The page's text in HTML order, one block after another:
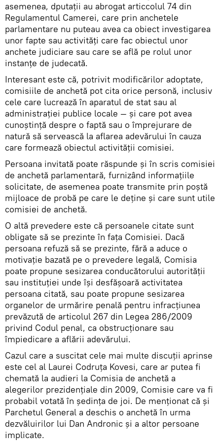
asemenea, dputaţii au abrogat articcolul 74 din
Regulamentul Camerei, care prin anchetele
parlamentare nu puteau avea ca obiect investigarea
unor fapte sau activităţi care fac obiectul unor
anchete judiciare sau care se află pe rolul unor
instanţe de judecată.
Interesant este că, potrivit modificărilor adoptate,
comisiile de anchetă pot cita orice personă, inclusiv
cele care lucrează în aparatul de stat sau al
administraţiei publice locale — şi care pot avea
cunoştinţă despre o faptă sau o împrejurare de
natură să servească la aflarea adevărului în cauza
care formează obiectul activităţii comisiei.
Persoana invitată poate răspunde şi în scris comisiei
de anchetă parlamentară, furnizând informaţiile
solicitate, de asemenea poate transmite prin poştă
mijloace de probă pe care le deţine şi care sunt utile
comisiei de anchetă.
O altă prevedere este că persoanele citate sunt
obligate să se prezinte în faţa Comisiei. Dacă
persoana refuză să se prezinte, fără a aduce o
motivație bazată pe o prevedere legală, Comisia
poate propune sesizarea conducătorului autorităţii
sau instituţiei unde îşi desfăşoară activitatea
persoana citată, sau poate propune sesizarea
organelor de urmărire penală pentru infracţiunea
prevăzută de articolul 267 din Legea 286/2009
privind Codul penal, ca obstrucţionare sau
împiedicare a aflării adevărului.
Cazul care a suscitat cele mai multe discuții aprinse
este cel al Laurei Codruța Kovesi, care ar putea fi
chemată la audieri la Comisia de anchetă a
alegerilor prezidențiale din 2009, Comisie care va fi
probabil votată în ședința de joi. De menționat că și
Parchetul General a deschis o anchetă în urma
dezvăluirilor lui Dan Andronic și a altor persoane
implicate.